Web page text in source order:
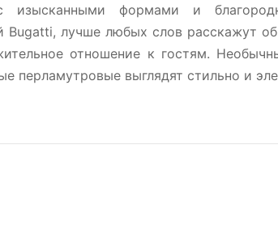
формами и
Bugatti, лучше любых слов расскажут
отношение к гостям.
перламутровые выглядят стильно и